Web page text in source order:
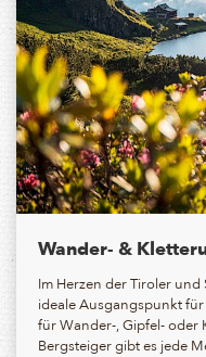
Wander- &
Im Herzen der Tiroler
ideale Ausgangspunkt
für Wander-, Gipfel-
Bergsteiger gibt es jede